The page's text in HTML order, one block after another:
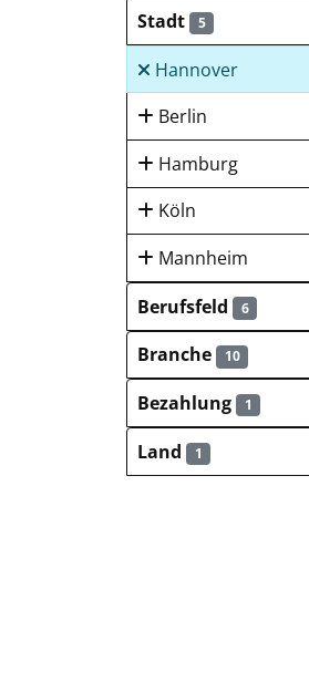
Stadt 5
Hannover
Berlin
Hamburg
Köln
Mannheim
Berufsfeld
6
Branche 10
Bezahlung 1
Land 1